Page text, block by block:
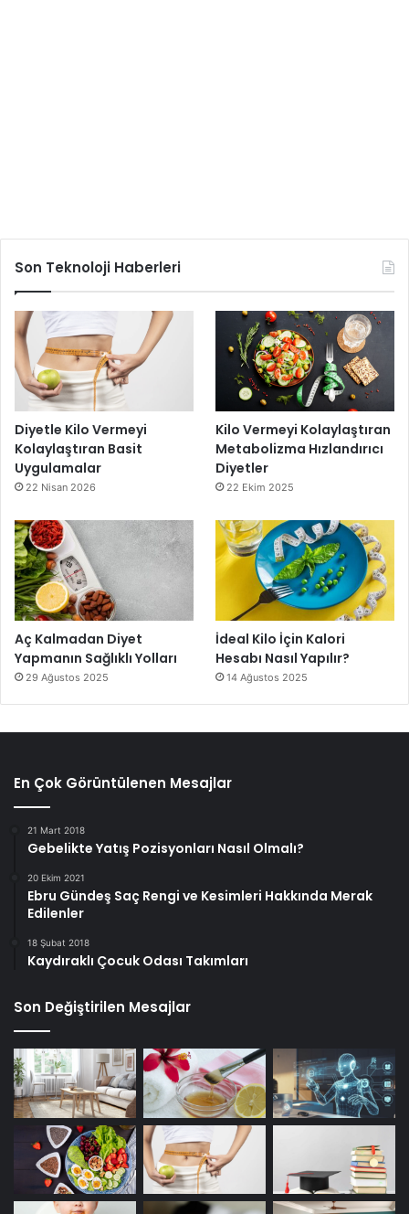
Son Teknoloji Haberleri
Diyetle Kilo Vermeyi
Kolaylaştıran Basit
Uygulamalar
22 Nisan 2026
Kilo Vermeyi Kolaylaştıran
Metabolizma Hızlandırıcı
Diyetler
22 Ekim 2025
Aç Kalmadan Diyet
Yapmanın Sağlıklı Yolları
29 Ağustos 2025
İdeal Kilo İçin Kalori
Hesabı Nasıl Yapılır?
14 Ağustos 2025
En Çok Görüntülenen Mesajlar
21 Mart 2018
Gebelikte Yatış Pozisyonları Nasıl Olmalı?
20 Ekim 2021
Ebru Gündeş Saç Rengi ve Kesimleri Hakkında Merak
Edilenler
18 Şubat 2018
Kaydıraklı Çocuk Odası Takımları
Son Değiştirilen Mesajlar